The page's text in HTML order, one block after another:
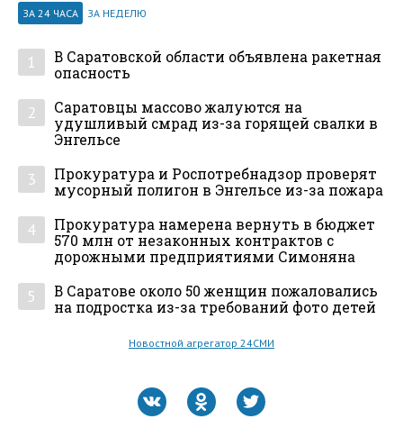
ЗА 24 ЧАСА ЗА НЕДЕЛЮ
1
В Саратовской области объявлена ракетная
опасность
2
Саратовцы массово жалуются на
удушливый смрад из-за горящей свалки в
Энгельсе
3
Прокуратура и Роспотребнадзор проверят
мусорный полигон в Энгельсе из-за пожара
4
Прокуратура намерена вернуть в бюджет
570 млн от незаконных контрактов с
дорожными предприятиями Симоняна
5
В Саратове около 50 женщин пожаловались
на подростка из-за требований фото детей
Новостной агрегатор 24СМИ